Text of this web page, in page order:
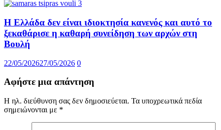
Η Ελλάδα δεν είναι ιδιοκτησία κανενός και αυτό το
ξεκαθάρισε η καθαρή συνείδηση των αρχών στη
Βουλή
22/05/202627/05/2026 0
Αφήστε μια απάντηση
Η ηλ. διεύθυνση σας δεν δημοσιεύεται. Τα υποχρεωτικά πεδία
σημειώνονται με *